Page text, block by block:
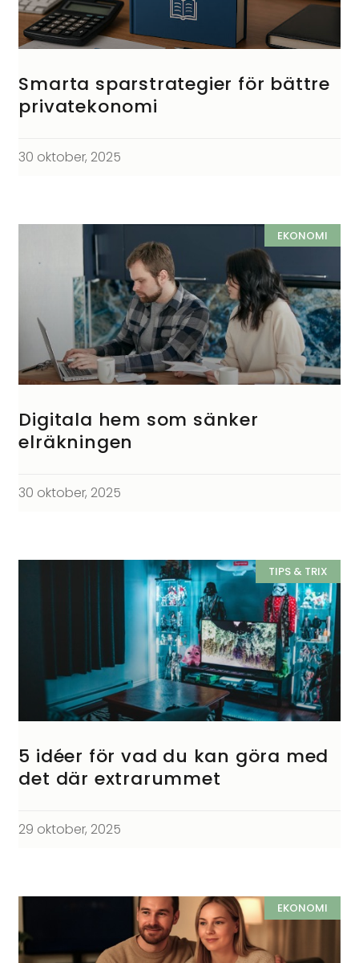
Smarta sparstrategier för bättre
privatekonomi
30 oktober, 2025
EKONOMI
Digitala hem som sänker
elräkningen
30 oktober, 2025
TIPS & TRIX
5 idéer för vad du kan göra med
det där extrarummet
29 oktober, 2025
EKONOMI